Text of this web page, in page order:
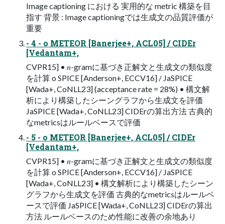
Image captioning における 実⽤的な metric 構築を⽬
指す 背景 : Image captioningでは⽣成⽂の品質評価が
重要
- 4 - o METEOR [Banerjee+, ACL05] / CIDEr
[Vedantam+,
CVPR15] • 𝑛-gramに基づき正解⽂と⽣成⽂の類似度
を計算 o SPICE [Anderson+, ECCV16] / JaSPICE
[Wada+, CoNLL23] (acceptance rate = 28%) • 構⽂解
析により構築したシーングラフから⽣成⽂を評価
JaSPICE [Wada+, CoNLL23] CIDErの算出⽅法 古典的
なmetricsはルールベースで評価
- 5 - o METEOR [Banerjee+, ACL05] / CIDEr
[Vedantam+,
CVPR15] • 𝑛-gramに基づき正解⽂と⽣成⽂の類似度
を計算 o SPICE [Anderson+, ECCV16] / JaSPICE
[Wada+, CoNLL23] • 構⽂解析により構築したシーン
グラフから⽣成⽂を評価 古典的なmetricsはルールベ
ースで評価 JaSPICE [Wada+, CoNLL23] CIDErの算出
⽅法 ルールベースのため性能に改善の余地あり